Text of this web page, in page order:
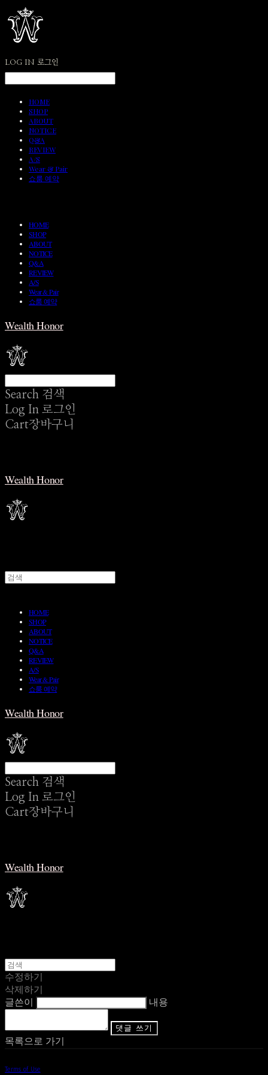
LOG IN 로그인
HOME
SHOP
ABOUT
NOTICE
Q&A
REVIEW
A/S
Wear & Pair
쇼룸 예약
HOME
SHOP
ABOUT
NOTICE
Q&A
REVIEW
A/S
Wear & Pair
쇼룸 예약
Wealth Honor
Search 검색
Log In 로그인
Cart장바구니
Wealth Honor
HOME
SHOP
ABOUT
NOTICE
Q&A
REVIEW
A/S
Wear & Pair
쇼룸 예약
Wealth Honor
Search 검색
Log In 로그인
Cart장바구니
Wealth Honor
수정하기
삭제하기
글쓴이
내용
댓글 쓰기
목록으로 가기
Terms of Use